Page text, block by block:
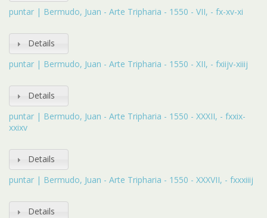
puntar | Bermudo, Juan - Arte Tripharia - 1550 - VII, - fx-xv-xi
Details
puntar | Bermudo, Juan - Arte Tripharia - 1550 - XII, - fxiijv-xiiij
Details
puntar | Bermudo, Juan - Arte Tripharia - 1550 - XXXII, - fxxix-
xxixv
Details
puntar | Bermudo, Juan - Arte Tripharia - 1550 - XXXVII, - fxxxiiij
Details